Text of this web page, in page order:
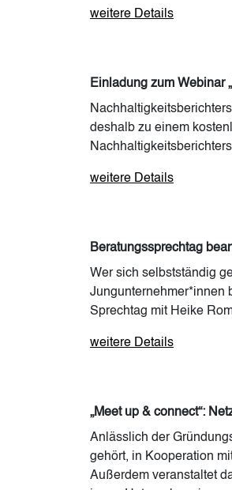
weitere Details
Einladung zum Webinar
deshalb zu einem
weitere Details
Beratungssprechtag
Wer sich selbstständig
Jungunternehmer*innen
Sprechtag mit Heike
weitere Details
„Meet up & connect“:
Anlässlich der
gehört, in Kooperation
Außerdem veranstaltet